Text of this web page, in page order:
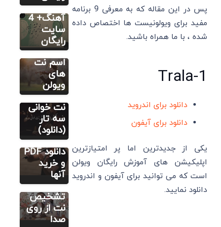
پس در این مقاله که به معرفی 9 برنامه
مفید برای ویولونیست ها اختصاص داده
شده ، با ما همراه باشید.
1-Trala
دانلود برای اندروید
دانلود برای آیفون
یکی از جدیدترین اما پر امتیازترین
اپلیکیشن های آموزش رایگان ویولن
است که می توانید برای آیفون و اندروید
دانلود نمایید.
گام
آهنگ+ 4
سایت
رایگان
چگونه نت
های
ویولن را
حفظ
کنیم؟
اسم نت
های
ویولن
آموزش اصولی
تار
3 بهترین
اپلیکیشن
آموزش
نت خوانی
سه تار
(دانلود)
کتاب آموزش
ویولن
3 بهترین
کتاب نت
ویولن+
لینک
دانلود PDF
و خرید
آنها
سایر
روش
تشخیص
صدای نت
ها+ نرم
افزار
تشخیص
نت از روی
صدا